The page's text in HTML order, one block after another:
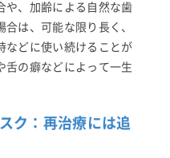
や、加齢による自然な歯
は、可能な限り長く、
などに使い続けることが
舌の癖などによって一生
ク：再治療には追